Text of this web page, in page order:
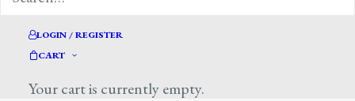
LOGIN / REGISTER
CART
Your cart is currently empty.
Istituto Matteucci